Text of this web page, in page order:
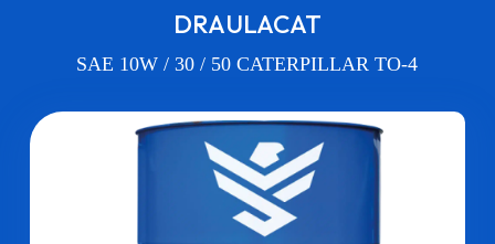
DRAULACAT
SAE 10W / 30 / 50 CATERPILLAR TO-4